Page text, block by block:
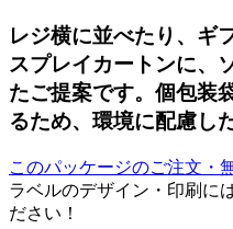
レジ横に並べたり、ギ
スプレイカートンに、
たご提案です。個包装
るため、環境に配慮し
このパッケージのご注文・
ラベルのデザイン・印刷に
ださい！